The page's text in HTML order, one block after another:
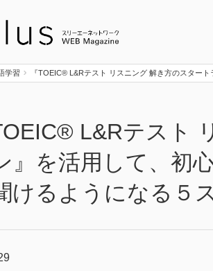
学習 『TOEIC® L&Rテスト リスニング 解き方のスター
L&Rテスト
』を活用して、初
けるようになる５